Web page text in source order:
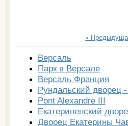
«
Версаль
Парк в Версале
Версаль Франция
Рундальский дворец
Pont Alexandre III
Екатериненский
Дворец Екатерины